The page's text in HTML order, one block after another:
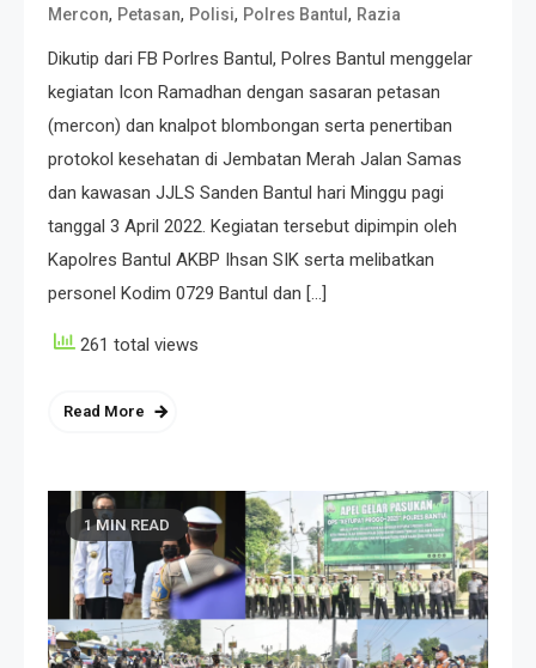
Mercon, Petasan, Polisi, Polres Bantul , Razia
Dikutip dari FB Porlres Bantul, Polres Bantul menggelar
kegiatan Icon Ramadhan dengan sasaran petasan
(mercon) dan knalpot blombongan serta penertiban
protokol kesehatan di Jembatan Merah Jalan Samas
dan kawasan JJLS Sanden Bantul hari Minggu pagi
tanggal 3 April 2022. Kegiatan tersebut dipimpin oleh
Kapolres Bantul AKBP Ihsan SIK serta melibatkan
personel Kodim 0729 Bantul dan […]
261 total views
Read More
1 MIN READ